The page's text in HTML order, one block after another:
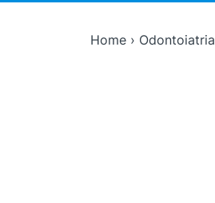
Home› Odontoiatria